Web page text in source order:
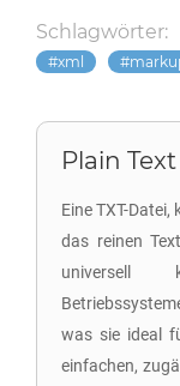
Schlagwörter:
xml
Plain
Eine TXT-
das reinen
universell
was sie ideal
einfachen,